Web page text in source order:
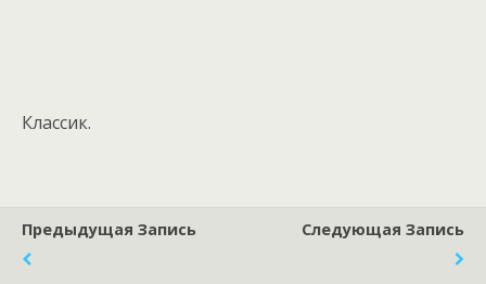
Классик.
Предыдущая Запись Следующая Запись